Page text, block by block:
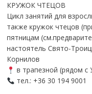
КРУЖОК ЧТЕЦОВ
Цикл занятий для
также кружок чтецов
пятницам
настоятель Свято-
Корнилов
в трапезной (рядом с
тел.: +36 30 194 9001